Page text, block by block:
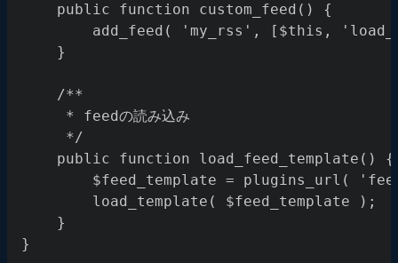
    public function custom_feed() {
add_feed( 'my_rss', [$this,
    }
    /**
     * feedの読み込み
     */
    public function load_feed_template() {
$feed_template = plugins_url(
        load_template( $feed_template );
    }
}